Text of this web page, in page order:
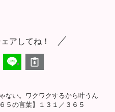
アしてね！
ない。ワクワクするから叶うん
５の言葉】１３１／３６５